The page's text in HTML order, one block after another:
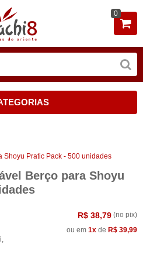
0
Shoyu Pratic Pack - 500 unidades
Berço para Shoyu
R$ 38,79 (no pix)
ou em 1x de R$ 39,99